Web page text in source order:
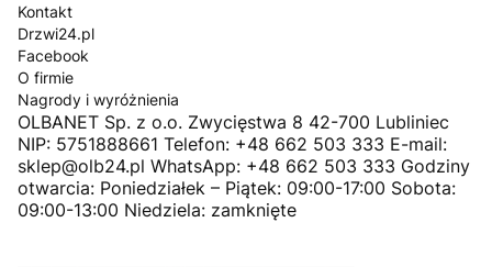
Kontakt
Drzwi24.pl
Facebook
O firmie
Nagrody i wyróżnienia
OLBANET Sp. z o.o. Zwycięstwa 8 42-700 Lubliniec
NIP: 5751888661 Telefon: +48 662 503 333 E-mail:
sklep@olb24.pl WhatsApp: +48 662 503 333 Godziny
otwarcia: Poniedziałek – Piątek: 09:00-17:00 Sobota:
09:00-13:00 Niedziela: zamknięte